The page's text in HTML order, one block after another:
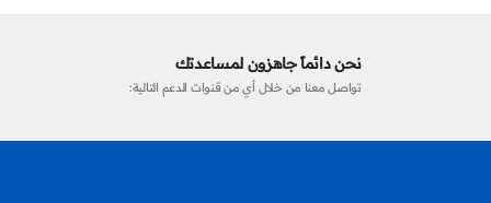
نحن دائماً جاهزون لمساعدتك
تواصل معنا من خلال أي من قنوات الدعم التالية: